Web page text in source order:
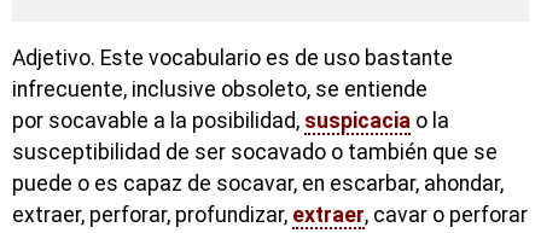
Adjetivo. Este vocabulario es de uso bastante
infrecuente, inclusive obsoleto, se entiende
por socavable a la posibilidad, suspicacia o la
susceptibilidad de ser socavado o también que se
puede o es capaz de socavar, en escarbar, ahondar,
extraer, perforar, profundizar, extraer, cavar o perforar